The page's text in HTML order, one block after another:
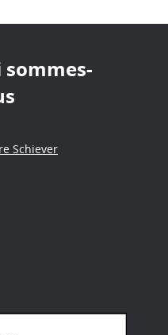
sommes-
Schiever